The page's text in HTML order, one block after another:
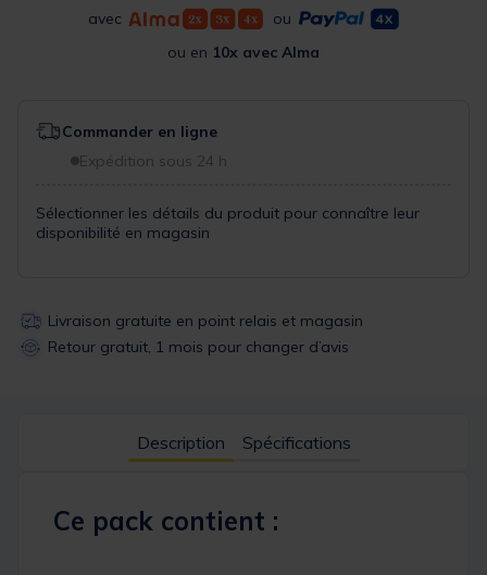
avec
ou
ou en 10x avec Alma
Commander en ligne
Expédition sous 24 h
Sélectionner les détails du produit pour connaître leur
disponibilité en magasin
Livraison gratuite en point relais et magasin
Retour gratuit, 1 mois pour changer d’avis
Description Spécifications
Ce pack contient :